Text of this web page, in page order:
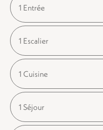
1 Entrée
1 Escalier
1 Cuisine
1 Séjour